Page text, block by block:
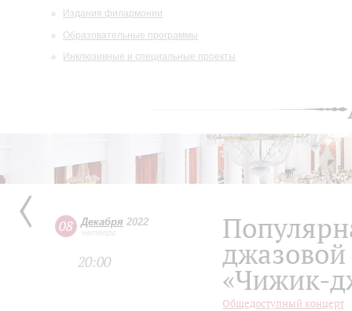
Издания филармонии
Образовательные программы
Инклюзивные и специальные проекты
08 Декабря 2022
четверг
20:00 джазовой
«Чижик-
Общедоступный концерт